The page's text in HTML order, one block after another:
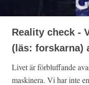
Reality check -
(läs: forskarna)
Livet är förbluffande
maskinera. Vi har inte